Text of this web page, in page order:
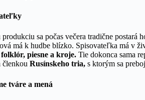
sa počas večera tradične
má k hudbe blízko. Spisovateľka má v
piesne a kroje. Tie dokonca sama
členkou Rusínskeho tria, s ktorým sa
tváre a mená